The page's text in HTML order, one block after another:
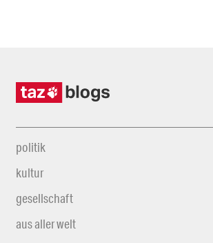
politik
kultur
gesellschaft
aus aller welt